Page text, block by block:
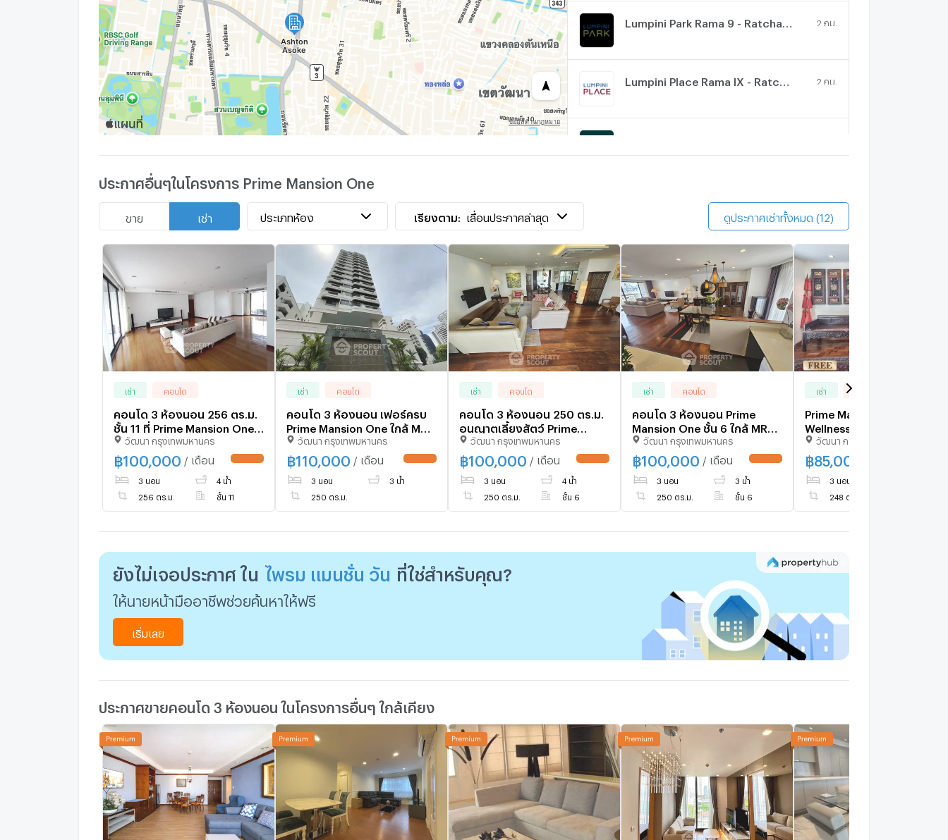
2 กม.
2 กม.
เดินประมาณ 17 นาที
ประกาศอื่นๆในโครงการ Prime Mansion One
ขาย เช่า ประเภทห้อง เรียงตาม: เลื่อนประกาศล่าสุด ดูประกาศเช่าทั้งหมด (12)
เช่า คอนโด
คอนโด 3 ห้องนอน 256 ตร.ม.
ชั้น 11 ที่ Prime Mansion One
ใกล้ MRT เพชรบุรี (ID
2873791)
วัฒนา กรุงเทพมหานคร
฿100,000 / เดือน
3 นอน 4 น้ำ
256 ตร.ม. ชั้น 11
เช่า คอนโด
คอนโด 3 ห้องนอน เฟอร์ครบ
Prime Mansion One ใกล้ MRT
เพชรบุรี ขนาด 250 ตร.ม.
(เลี้ยงสัตว์ได้) (ID 3046208)
วัฒนา กรุงเทพมหานคร
฿110,000 / เดือน
3 นอน 3 น้ำ
250 ตร.ม.
เช่า คอนโด
คอนโด 3 ห้องนอน 250 ตร.ม.
อนุญาตเลี้ยงสัตว์ Prime
Mansion One ใกล้ MRT
เพชรบุรี (ID 2111436)
วัฒนา กรุงเทพมหานคร
฿100,000 / เดือน
3 นอน 4 น้ำ
250 ตร.ม. ชั้น 6
เช่า คอนโด
คอนโด 3 ห้องนอน Prime
Mansion One ชั้น 6 ใกล้ MRT
เพชรบุรี (ID 1893034)
วัฒนา กรุงเทพมหานคร
฿100,000 / เดือน
3 นอน 3 น้ำ
250 ตร.ม. ชั้น 6
เช่า
Prime Mansion One 💎
Wellness Living @ SWU &
Next to Dental Excellence
🏥
วัฒนา กรุงเทพมหานคร
฿85,000
3 นอน
248 ตร.ม.
ยังไม่เจอประกาศ ใน ไพรม แมนชั่น วัน ที่ใช่สำหรับคุณ?
ให้นายหน้ามืออาชีพช่วยค้นหาให้ฟรี
เริ่มเลย
ประกาศขายคอนโด 3 ห้องนอน ในโครงการอื่นๆ ใกล้เคียง